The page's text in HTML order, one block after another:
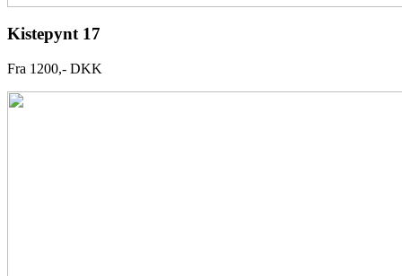
Kistepynt 17
Fra 1200,- DKK